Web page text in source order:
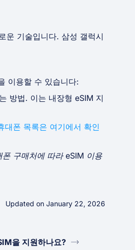
운 기술입니다. 삼성 갤럭시
이용할 수 있습니다:
방법. 이는 내장형 eSIM 지
대폰 목록은 여기에서 확인
구매처에 따라 eSIM 이용
Updated on January 22, 2026
을 지원하나요?